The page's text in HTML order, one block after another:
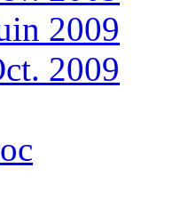
2009
2009